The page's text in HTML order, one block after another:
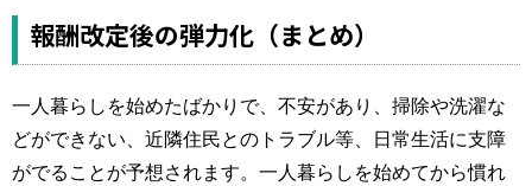
報酬改定後の弾力化（まとめ）
一人暮らしを始めたばかりで、不安があり、掃除や洗濯な
どができない、近隣住民とのトラブル等、日常生活に支障
がでることが予想されます。一人暮らしを始めてから慣れ